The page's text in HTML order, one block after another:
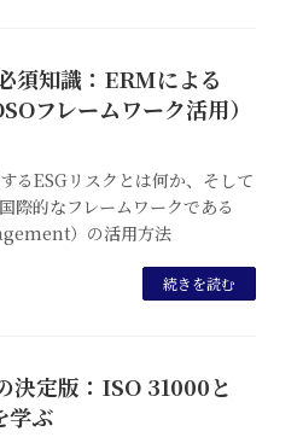
須知識：ERMによる
フレームワーク活用）
るESGリスクとは何か、そして
際的なフレームワークである
）の活用方法
続きを読む
決定版：ISO 31000と
学ぶ